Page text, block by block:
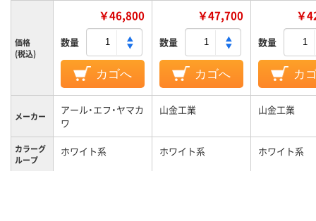
価格
(税込)
￥46,800
数量
カゴへ
￥47,700
数量
カゴへ
￥
数量
カ
メーカー
アール・エフ・ヤマカ
ワ
山金工業 山金工業
カラーグ
ループ
ホワイト系 ホワイト系 ホワイト系